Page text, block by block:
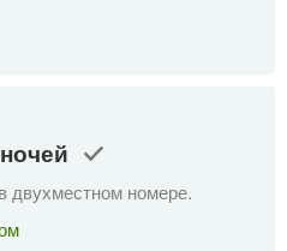
двухместном номере.